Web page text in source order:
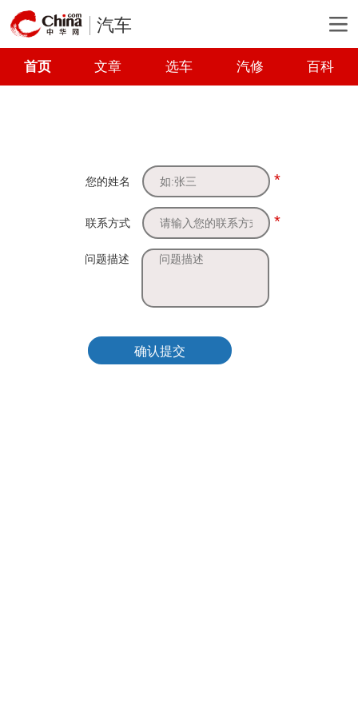
汽车
首页 文章 选车 汽修 百科
您的姓名 *
联系方式 *
问题描述
确认提交